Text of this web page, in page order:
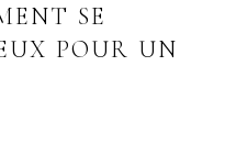
SE
POUR UN